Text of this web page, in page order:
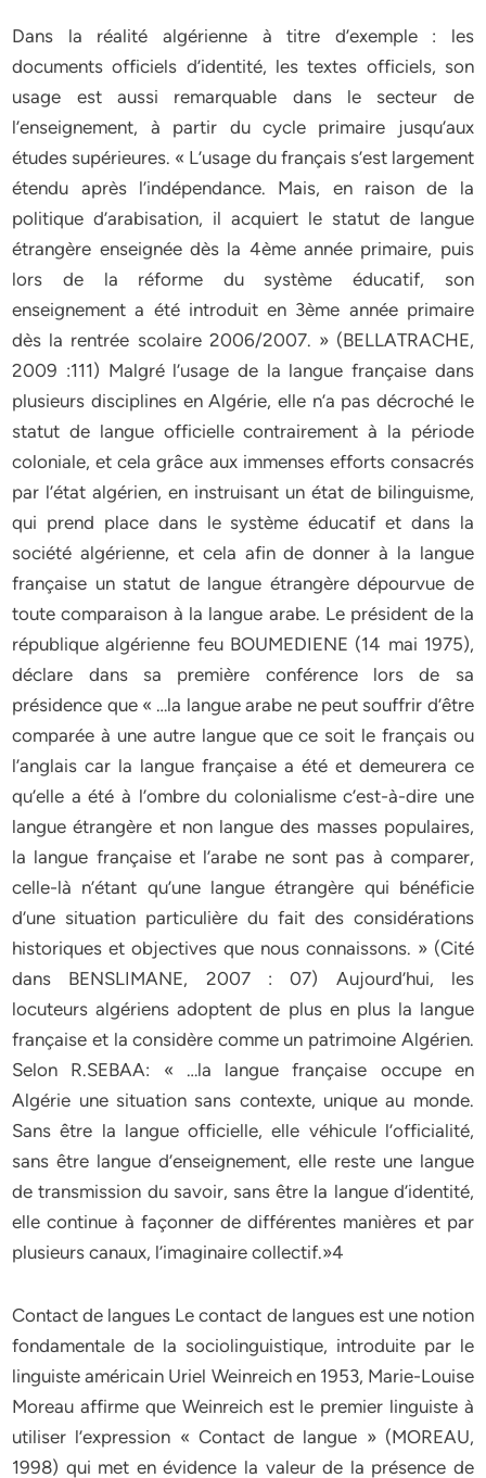
Dans la réalité algérienne à titre d’exemple : les
documents officiels d’identité, les textes officiels, son
usage est aussi remarquable dans le secteur de
l’enseignement, à partir du cycle primaire jusqu’aux
études supérieures. « L’usage du français s’est largement
étendu après l’indépendance. Mais, en raison de la
politique d’arabisation, il acquiert le statut de langue
étrangère enseignée dès la 4ème année primaire, puis
lors de la réforme du système éducatif, son
enseignement a été introduit en 3ème année primaire
dès la rentrée scolaire 2006/2007. » (BELLATRACHE,
2009 :111) Malgré l’usage de la langue française dans
plusieurs disciplines en Algérie, elle n’a pas décroché le
statut de langue officielle contrairement à la période
coloniale, et cela grâce aux immenses efforts consacrés
par l’état algérien, en instruisant un état de bilinguisme,
qui prend place dans le système éducatif et dans la
société algérienne, et cela afin de donner à la langue
française un statut de langue étrangère dépourvue de
toute comparaison à la langue arabe. Le président de la
république algérienne feu BOUMEDIENE (14 mai 1975),
déclare dans sa première conférence lors de sa
présidence que « …la langue arabe ne peut souffrir d’être
comparée à une autre langue que ce soit le français ou
l’anglais car la langue française a été et demeurera ce
qu’elle a été à l’ombre du colonialisme c’est-à-dire une
langue étrangère et non langue des masses populaires,
la langue française et l’arabe ne sont pas à comparer,
celle-là n’étant qu’une langue étrangère qui bénéficie
d’une situation particulière du fait des considérations
historiques et objectives que nous connaissons. » (Cité
dans BENSLIMANE, 2007 : 07) Aujourd’hui, les
locuteurs algériens adoptent de plus en plus la langue
française et la considère comme un patrimoine Algérien.
Selon R.SEBAA: « …la langue française occupe en
Algérie une situation sans contexte, unique au monde.
Sans être la langue officielle, elle véhicule l’officialité,
sans être langue d’enseignement, elle reste une langue
de transmission du savoir, sans être la langue d’identité,
elle continue à façonner de différentes manières et par
plusieurs canaux, l’imaginaire collectif.»4
Contact de langues Le contact de langues est une notion
fondamentale de la sociolinguistique, introduite par le
linguiste américain Uriel Weinreich en 1953, Marie-Louise
Moreau affirme que Weinreich est le premier linguiste à
utiliser l’expression « Contact de langue » (MOREAU,
1998) qui met en évidence la valeur de la présence de